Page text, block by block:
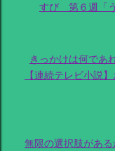
すび 第６週「う
きっかけは何であ
【連続テレビ小説
無限の選択肢があ